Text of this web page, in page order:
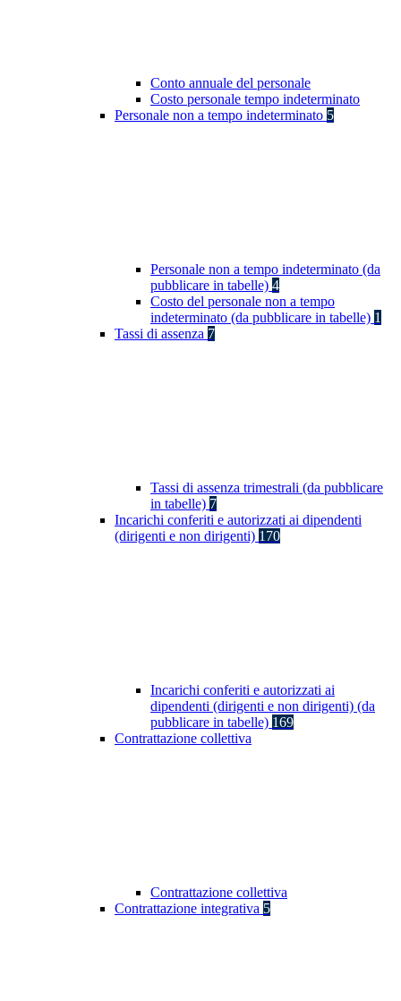
Conto annuale del personale
Costo personale tempo indeterminato
Personale non a tempo indeterminato 5
Personale non a tempo indeterminato (da
pubblicare in tabelle) 4
Costo del personale non a tempo
indeterminato (da pubblicare in tabelle) 1
Tassi di assenza 7
Tassi di assenza trimestrali (da pubblicare
in tabelle) 7
Incarichi conferiti e autorizzati ai dipendenti
(dirigenti e non dirigenti) 170
Incarichi conferiti e autorizzati ai
dipendenti (dirigenti e non dirigenti) (da
pubblicare in tabelle) 169
Contrattazione collettiva
Contrattazione collettiva
Contrattazione integrativa 5